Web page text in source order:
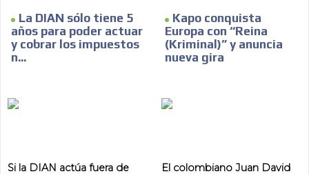
La DIAN sólo tiene 5
años para poder actuar
y cobrar los impuestos
n...
Si la DIAN actúa fuera de
Kapo conquista
Europa con “Reina
(Kriminal)” y anuncia
nueva gira
El colombiano Juan David